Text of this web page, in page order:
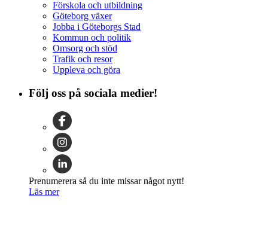
Förskola och utbildning
Göteborg växer
Jobba i Göteborgs Stad
Kommun och politik
Omsorg och stöd
Trafik och resor
Uppleva och göra
Följ oss på sociala medier!
Prenumerera så du inte missar något nytt!
Läs mer